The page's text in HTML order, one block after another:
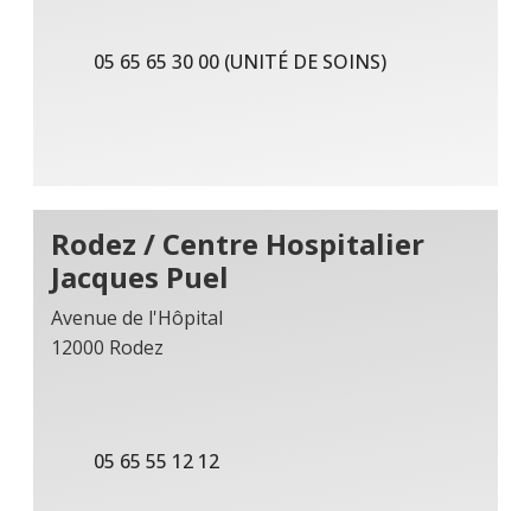
05 65 65 30 00 (UNITÉ DE SOINS)
Rodez / Centre Hospitalier
Jacques Puel
Avenue de l'Hôpital
12000 Rodez
05 65 55 12 12